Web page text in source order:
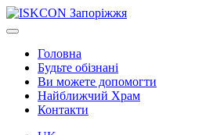
Головна
Будьте обізнані
Ви можете допомогти
Найближчий Храм
Контакти